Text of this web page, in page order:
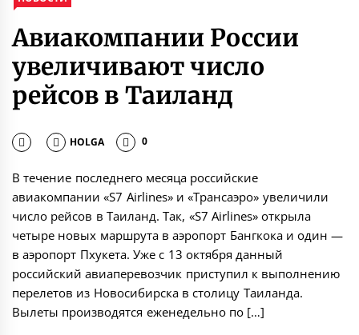
Авиакомпании России
увеличивают число
рейсов в Таиланд
HOLGA 0
В течение последнего месяца российские
авиакомпании «S7 Airlines» и «Трансаэро» увеличили
число рейсов в Таиланд. Так, «S7 Airlines» открыла
четыре новых маршрута в аэропорт Бангкока и один —
в аэропорт Пхукета. Уже с 13 октября данный
российский авиаперевозчик приступил к выполнению
перелетов из Новосибирска в столицу Таиланда.
Вылеты производятся еженедельно по […]